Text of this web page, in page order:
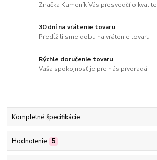
Značka Kameník Vás presvedčí o kvalite
30 dní na vrátenie tovaru
Predĺžili sme dobu na vrátenie tovaru
Rýchle doručenie tovaru
Vaša spokojnosť je pre nás prvoradá
Kompletné špecifikácie
Hodnotenie 5